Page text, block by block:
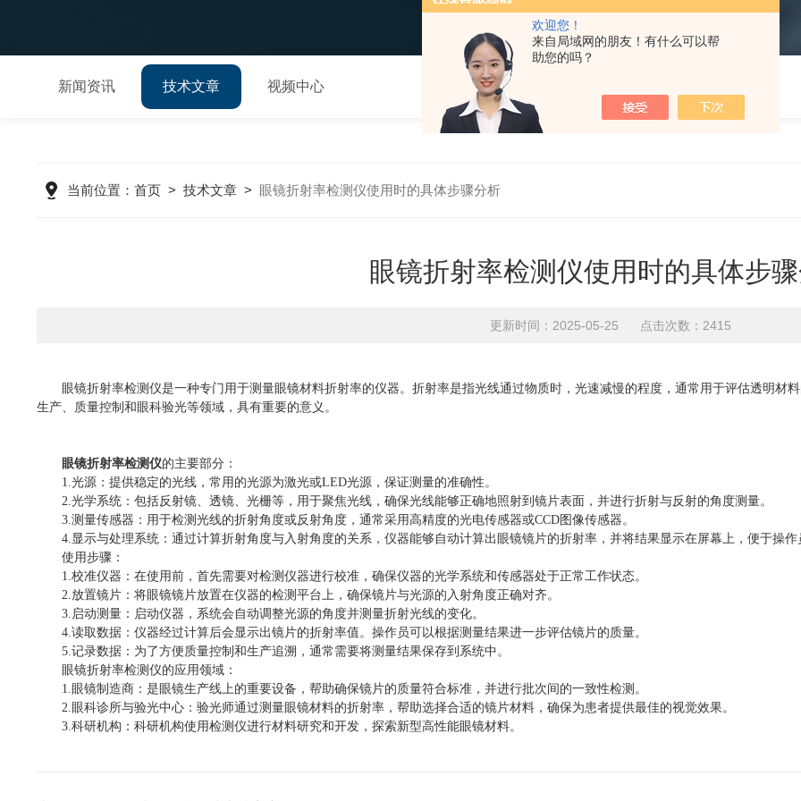
欢迎您！
来自局域网的朋友！有什么可以帮
助您的吗？
新闻资讯 技术文章 视频中心
当前位置： 首页> 技术文章> 眼镜折射率检测仪使用时的具体步骤分析
眼镜折射率检测仪使用时的具体步
更新时间：2025-05-25 点击次数：2415
眼镜折射率检测仪是一种专门用于测量眼镜材料折射率的仪器。折射率是指光线通过物质时，光速减慢的程度，通常用于评估透明材
生产、质量控制和眼科验光等领域，具有重要的意义。
眼镜折射率检测仪的主要部分：
1.光源：提供稳定的光线，常用的光源为激光或LED光源，保证测量的准确性。
2.光学系统：包括反射镜、透镜、光栅等，用于聚焦光线，确保光线能够正确地照射到镜片表面，并进行折射与反射的角度测量。
3.测量传感器：用于检测光线的折射角度或反射角度，通常采用高精度的光电传感器或CCD图像传感器。
4.显示与处理系统：通过计算折射角度与入射角度的关系，仪器能够自动计算出眼镜镜片的折射率，并将结果显示在屏幕上，便于操作
使用步骤：
1.校准仪器：在使用前，首先需要对检测仪器进行校准，确保仪器的光学系统和传感器处于正常工作状态。
2.放置镜片：将眼镜镜片放置在仪器的检测平台上，确保镜片与光源的入射角度正确对齐。
3.启动测量：启动仪器，系统会自动调整光源的角度并测量折射光线的变化。
4.读取数据：仪器经过计算后会显示出镜片的折射率值。操作员可以根据测量结果进一步评估镜片的质量。
5.记录数据：为了方便质量控制和生产追溯，通常需要将测量结果保存到系统中。
眼镜折射率检测仪的应用领域：
1.眼镜制造商：是眼镜生产线上的重要设备，帮助确保镜片的质量符合标准，并进行批次间的一致性检测。
2.眼科诊所与验光中心：验光师通过测量眼镜材料的折射率，帮助选择合适的镜片材料，确保为患者提供最佳的视觉效果。
3.科研机构：科研机构使用检测仪进行材料研究和开发，探索新型高性能眼镜材料。